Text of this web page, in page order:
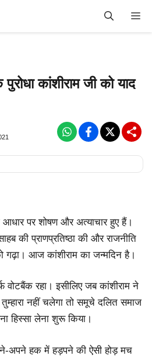
कांशीराम जी को याद
पर शोषण और अत्याचार हुए हैं।
की प्राणप्रतिष्ठा की और राजनीति
गढ़ा। आज कांशीराम का जन्मदिन है।
वोटबैंक रहा। इसीलिए जब कांशीराम ने
तुम्हारा नहीं चलेगा तो समूचे दलित समाज
हिस्सा लेना शुरू किया।
अपने हक में हड़पने की ऐसी होड़ मच